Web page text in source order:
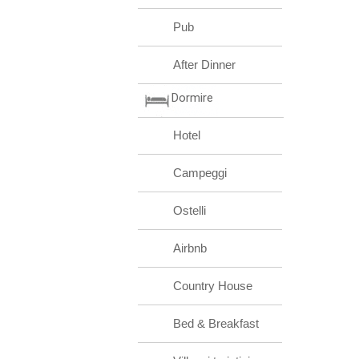
Pub
After Dinner
Dormire
Hotel
Campeggi
Ostelli
Airbnb
Country House
Bed & Breakfast